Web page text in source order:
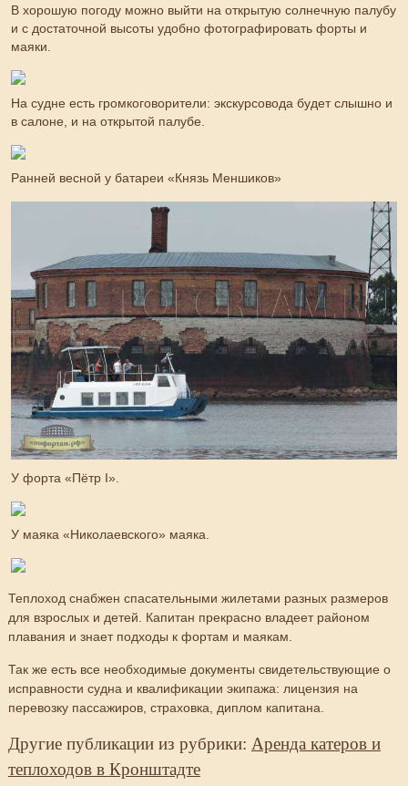
В хорошую погоду можно выйти на открытую солнечную палубу
и с достаточной высоты удобно фотографировать форты и
маяки.
На судне есть громкоговорители: экскурсовода будет слышно и
в салоне, и на открытой палубе.
Ранней весной у батареи «Князь Меншиков»
У форта «Пётр І».
У маяка «Николаевского» маяка.
Теплоход снабжен спасательными жилетами разных размеров
для взрослых и детей. Капитан прекрасно владеет районом
плавания и знает подходы к фортам и маякам.
Так же есть все необходимые документы свидетельствующие о
исправности судна и квалификации экипажа: лицензия на
перевозку пассажиров, страховка, диплом капитана.
Другие публикации из рубрики: Аренда катеров и
теплоходов в Кронштадте